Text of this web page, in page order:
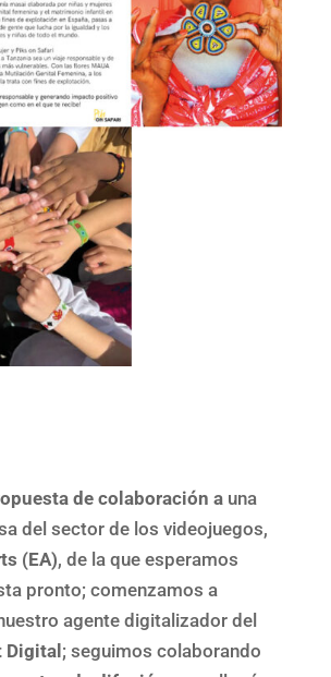
de colaboración auna
del sector de los videojuegos,
(EA), de la que esperamos
pronto; comenzamos a
agente digitalizador del
Digital ; seguimos colaborando